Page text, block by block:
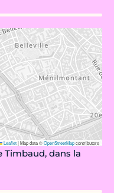
Leaflet|Map data ©OpenStreetMapcontributors
Timbaud, dans la